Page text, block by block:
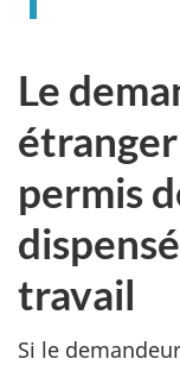
Le
permis
travail
Si le